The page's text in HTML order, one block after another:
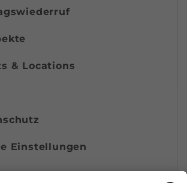
& Locations
Einstellungen